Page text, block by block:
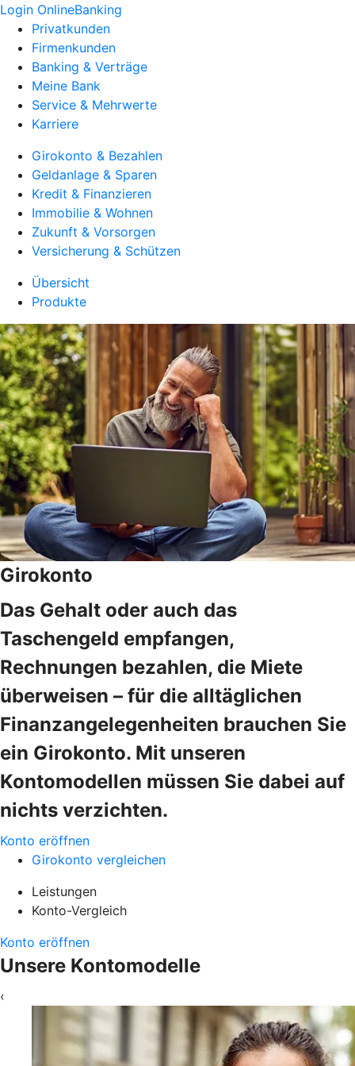
Login OnlineBanking
Privatkunden
Firmenkunden
Banking & Verträge
Meine Bank
Service & Mehrwerte
Karriere
Girokonto & Bezahlen
Geldanlage & Sparen
Kredit & Finanzieren
Immobilie & Wohnen
Zukunft & Vorsorgen
Versicherung & Schützen
Übersicht
Produkte
Girokonto
Das Gehalt oder auch das
Taschengeld empfangen,
Rechnungen bezahlen, die Miete
überweisen – für die alltäglichen
Finanzangelegenheiten brauchen Sie
ein Girokonto. Mit unseren
Kontomodellen müssen Sie dabei auf
nichts verzichten.
Konto eröffnen
Girokonto vergleichen
Leistungen
Konto-Vergleich
Konto eröffnen
Unsere Kontomodelle
‹